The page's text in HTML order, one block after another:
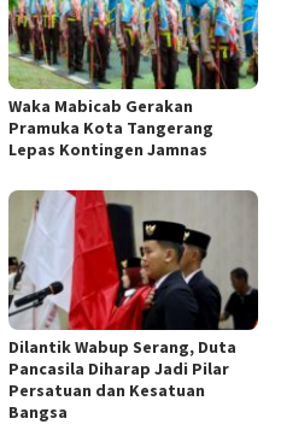
Waka Mabicab Gerakan
Pramuka Kota Tangerang
Lepas Kontingen Jamnas
Dilantik Wabup Serang, Duta
Pancasila Diharap Jadi Pilar
Persatuan dan Kesatuan
Bangsa